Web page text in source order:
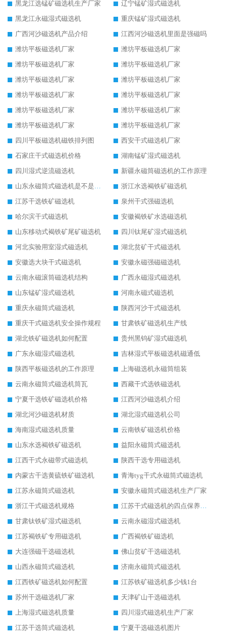
黑龙江选锰矿磁选机生产厂家
辽宁锰矿湿式磁选机
黑龙江永磁湿式磁选机
重庆锰矿湿式磁选机
广西河沙磁选机产品介绍
江西河沙磁选机里面是强磁吗
潍坊平板磁选机厂家
潍坊平板磁选机厂家
潍坊平板磁选机厂家
潍坊平板磁选机厂家
潍坊平板磁选机厂家
潍坊平板磁选机厂家
潍坊平板磁选机厂家
潍坊平板磁选机厂家
潍坊平板磁选机厂家
潍坊平板磁选机厂家
潍坊平板磁选机厂家
潍坊平板磁选机厂家
四川平板磁选机磁铁排列图
西安干式磁选机厂家
石家庄干式磁选机价格
湖南锰矿湿式磁选机
四川湿式逆流磁选机
新疆永磁筒磁选机的工作原理
山东永磁筒式磁选机是不是强磁
浙江水选褐铁矿磁选机
江苏干选铁矿磁选机
泉州干式强磁选机
哈尔滨干式磁选机
安徽褐铁矿水选磁选机
山东移动式褐铁矿尾矿磁选机
四川钛尾矿湿式磁选机
河北实验用室湿式磁选机
湖北贫矿干式磁选机
安徽选大块干式磁选机
安徽永磁强磁磁选机
云南永磁滚筒磁选机结构
广西永磁湿式磁选机
山东锰矿湿式磁选机
河南永磁式磁选机
重庆永磁筒式磁选机
陕西河沙干式磁选机
重庆干式磁选机安全操作规程
甘肃铁矿磁选机生产线
湖北铁矿磁选机如何配置
贵州黑钨矿湿式磁选机
广东永磁湿式磁选机
吉林湿式平板磁选机磁通低
陕西平板磁选机的工作原理
上海磁选机永磁筒组装
云南永磁筒式磁选机筒瓦
西藏干式选铁磁选机
宁夏干选铁矿磁选机价格
江西河沙磁选机介绍
湖北河沙磁选机材质
湖北湿式磁选机公司
海南湿式磁选机质量
云南铁矿磁选机价格
山东水选褐铁矿磁选机
益阳永磁筒式磁选机
江西干式永磁带式磁选机
陕西干选专用磁选机
内蒙古干选黄硫铁矿磁选机
青海tyg干式永磁筒式磁选机
江苏永磁筒式磁选机
安徽永磁筒式磁选机生产厂家
浙江干式磁选机规格
江苏干式磁选机的四点保养秘籍
甘肃钛铁矿湿式磁选机
云南永磁湿式磁选机
江苏褐铁矿专用磁选机
广西褐铁矿磁选机
大连强磁干选磁选机
佛山贫矿干选磁选机
山西永磁筒式磁选机
济南永磁筒式磁选机
江西铁矿磁选机如何配置
江苏铁矿磁选机多少钱1台
苏州干选磁选机厂家
天津矿山干选磁选机
上海湿式磁选机质量
四川湿式磁选机生产厂家
江苏干选筒式磁选机
宁夏干选磁选机图片